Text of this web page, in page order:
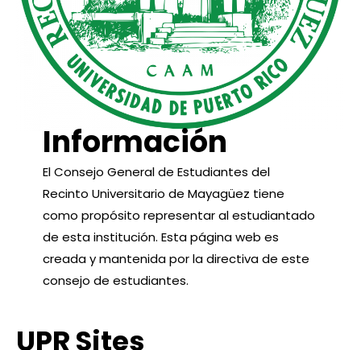
Información
El Consejo General de Estudiantes del
Recinto Universitario de Mayagüez tiene
como propósito representar al estudiantado
de esta institución. Esta página web es
creada y mantenida por la directiva de este
consejo de estudiantes.
UPR Sites